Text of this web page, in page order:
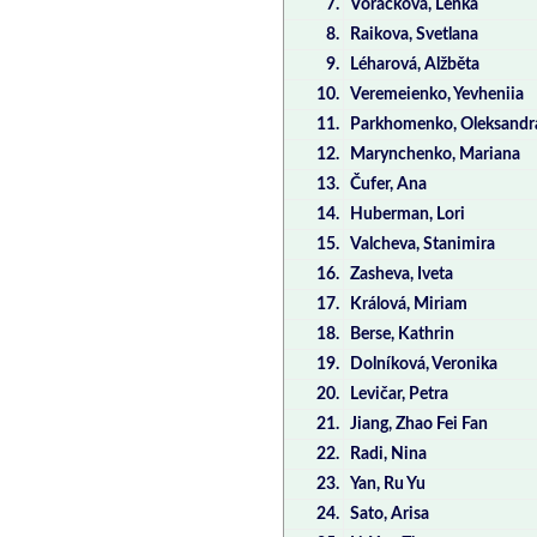
7.
Voráčková, Lenka
8.
Raikova, Svetlana
9.
Léharová, Alžběta
10.
Veremeienko, Yevheniia
11.
Parkhomenko,
12.
Marynchenko, Mariana
13.
Čufer, Ana
14.
Huberman, Lori
15.
Valcheva, Stanimira
16.
Zasheva, Iveta
17.
Králová, Miriam
18.
Berse, Kathrin
19.
Dolníková, Veronika
20.
Levičar, Petra
21.
Jiang, Zhao Fei Fan
22.
Radi, Nina
23.
Yan, Ru Yu
24.
Sato, Arisa